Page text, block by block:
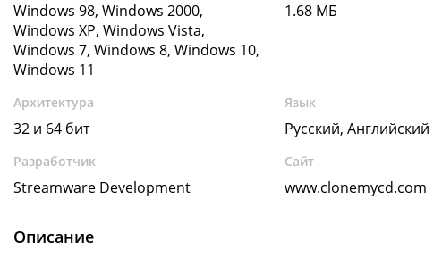
Windows 98, Windows 2000,
Windows XP, Windows Vista,
Windows 7, Windows 8, Windows 10,
Windows 11
1.68 МБ
Архитектура
32 и 64 бит
Язык
Русский, Английский
Разработчик
Streamware Development
Сайт
www.clonemycd.com
Описание